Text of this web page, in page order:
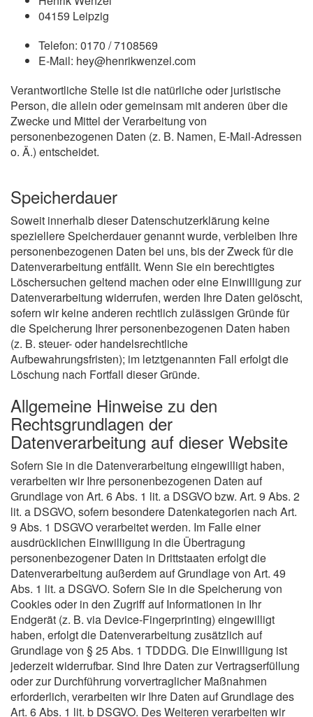
04159 Leipzig
Telefon: 0170 / 7108569
E-Mail: hey@henrikwenzel.com
Verantwortliche Stelle ist die natürliche oder juristische
Person, die allein oder gemeinsam mit anderen über die
Zwecke und Mittel der Verarbeitung von
personenbezogenen Daten (z. B. Namen, E-Mail-Adressen
o. Ä.) entscheidet.
Speicherdauer
Soweit innerhalb dieser Datenschutzerklärung keine
speziellere Speicherdauer genannt wurde, verbleiben Ihre
personenbezogenen Daten bei uns, bis der Zweck für die
Datenverarbeitung entfällt. Wenn Sie ein berechtigtes
Löschersuchen geltend machen oder eine Einwilligung zur
Datenverarbeitung widerrufen, werden Ihre Daten gelöscht,
sofern wir keine anderen rechtlich zulässigen Gründe für
die Speicherung Ihrer personenbezogenen Daten haben
(z. B. steuer- oder handelsrechtliche
Aufbewahrungsfristen); im letztgenannten Fall erfolgt die
Löschung nach Fortfall dieser Gründe.
Allgemeine Hinweise zu den
Rechtsgrundlagen der
Datenverarbeitung auf dieser Website
Sofern Sie in die Datenverarbeitung eingewilligt haben,
verarbeiten wir Ihre personenbezogenen Daten auf
Grundlage von Art. 6 Abs. 1 lit. a DSGVO bzw. Art. 9 Abs. 2
lit. a DSGVO, sofern besondere Datenkategorien nach Art.
9 Abs. 1 DSGVO verarbeitet werden. Im Falle einer
ausdrücklichen Einwilligung in die Übertragung
personenbezogener Daten in Drittstaaten erfolgt die
Datenverarbeitung außerdem auf Grundlage von Art. 49
Abs. 1 lit. a DSGVO. Sofern Sie in die Speicherung von
Cookies oder in den Zugriff auf Informationen in Ihr
Endgerät (z. B. via Device-Fingerprinting) eingewilligt
haben, erfolgt die Datenverarbeitung zusätzlich auf
Grundlage von § 25 Abs. 1 TDDDG. Die Einwilligung ist
jederzeit widerrufbar. Sind Ihre Daten zur Vertragserfüllung
oder zur Durchführung vorvertraglicher Maßnahmen
erforderlich, verarbeiten wir Ihre Daten auf Grundlage des
Art. 6 Abs. 1 lit. b DSGVO. Des Weiteren verarbeiten wir